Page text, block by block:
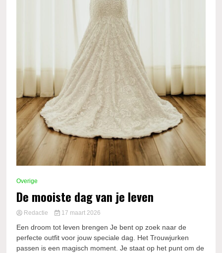
Overige
De mooiste dag van je leven
Redactie 17 maart 2026
Een droom tot leven brengen Je bent op zoek naar de
perfecte outfit voor jouw speciale dag. Het Trouwjurken
passen is een magisch moment. Je staat op het punt om de